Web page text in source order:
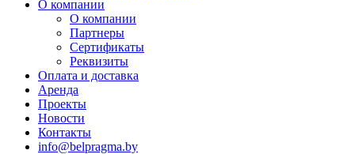
О компании
О компании
Партнеры
Сертификаты
Реквизиты
Оплата и доставка
Аренда
Проекты
Новости
Контакты
info@belpragma.by